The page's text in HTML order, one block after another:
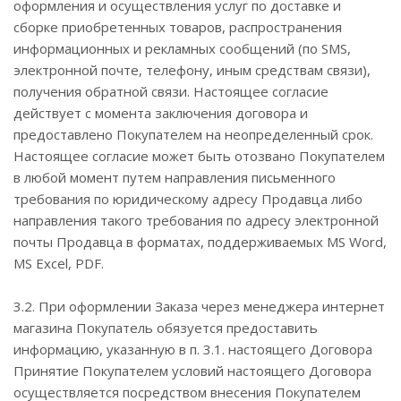
оформления и осуществления услуг по доставке и
сборке приобретенных товаров, распространения
информационных и рекламных сообщений (по SMS,
электронной почте, телефону, иным средствам связи),
получения обратной связи. Настоящее согласие
действует с момента заключения договора и
предоставлено Покупателем на неопределенный срок.
Настоящее согласие может быть отозвано Покупателем
в любой момент путем направления письменного
требования по юридическому адресу Продавца либо
направления такого требования по адресу электронной
почты Продавца в форматах, поддерживаемых MS Word,
MS Excel, PDF.
3.2. При оформлении Заказа через менеджера интернет
магазина Покупатель обязуется предоставить
информацию, указанную в п. 3.1. настоящего Договора
Принятие Покупателем условий настоящего Договора
осуществляется посредством внесения Покупателем